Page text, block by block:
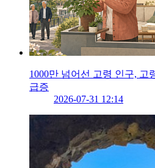
1000만 넘어선 고령 인구, 고
급증
2026-07-31 12:14